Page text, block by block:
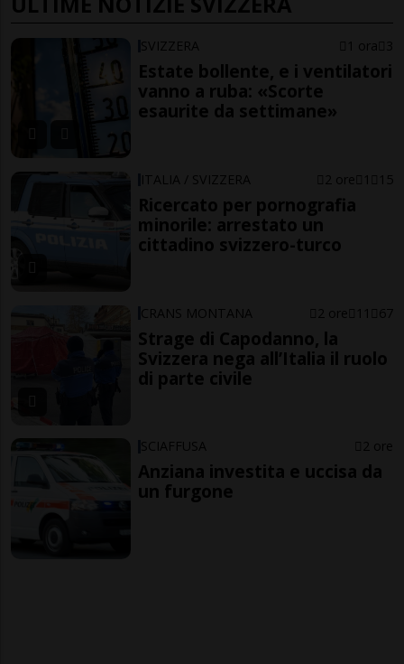
SVIZZERA 1 ora 3
Estate bollente, e i ventilatori
vanno a ruba: «Scorte
esaurite da settimane»
ITALIA / SVIZZERA 2 ore 1 15
Ricercato per pornografia
minorile: arrestato un
cittadino svizzero-turco
CRANS MONTANA 2 ore 11 67
Strage di Capodanno, la
Svizzera nega all’Italia il ruolo
di parte civile
SCIAFFUSA 2 ore
Anziana investita e uccisa da
un furgone